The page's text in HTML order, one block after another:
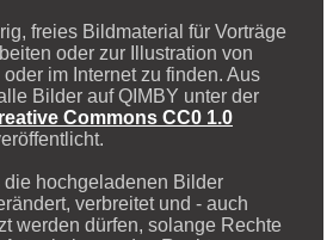
freies Bildmaterial für Vorträge
oder zur Illustration von
im Internet zu finden. Aus
Bilder auf QIMBY unter der
Commons CC0 1.0
die hochgeladenen Bilder
verbreitet und - auch
werden dürfen, solange Rechte